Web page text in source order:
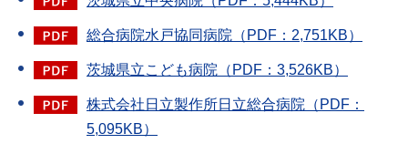
総合病院水戸協同病院（PDF：2,751KB）
茨城県立こども病院（PDF：3,526KB）
株式会社日立製作所日立総合病院（PDF：
5,095KB）